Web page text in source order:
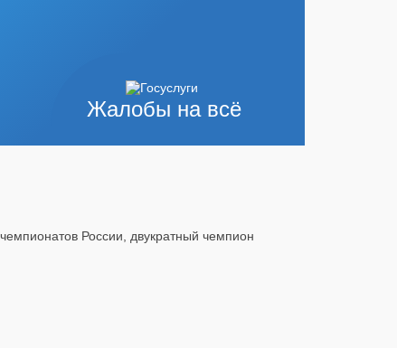
Жалобы на всё
России, двукратный чемпион